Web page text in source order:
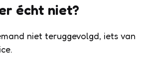
écht niet?
niet teruggevolgd, iets van